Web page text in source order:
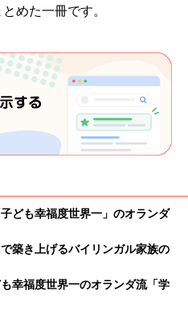
めた一冊です。
ども幸福度世界一」のオランダ
築き上げるバイリンガル家族の
幸福度世界一のオランダ流「学